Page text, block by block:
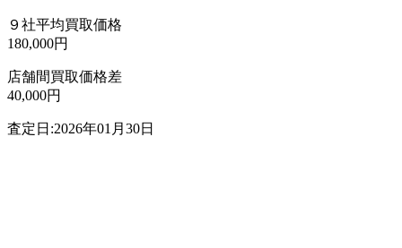
９社平均買取価格
180,000円
店舗間買取価格差
40,000円
査定日:2026年01月30日